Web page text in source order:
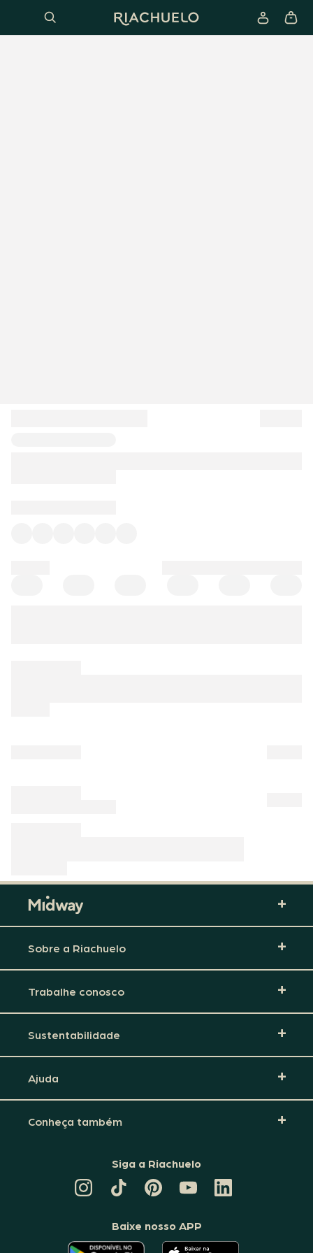
Sobre a Riachuelo
Trabalhe conosco
Sustentabilidade
Ajuda
Conheça também
Siga a Riachuelo
TIKTOK
DA
PINTEREST
DA
CANAL
DA
RIACHUELO
LINKEDIN
DA
Baixe nosso APP
O O